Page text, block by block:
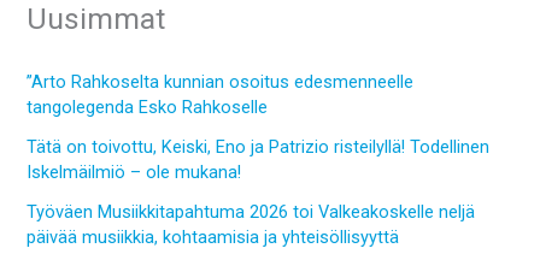
Uusimmat
”Arto Rahkoselta kunnian osoitus edesmenneelle
tangolegenda Esko Rahkoselle
Tätä on toivottu, Keiski, Eno ja Patrizio risteilyllä! Todellinen
Iskelmäilmiö – ole mukana!
Työväen Musiikkitapahtuma 2026 toi Valkeakoskelle neljä
päivää musiikkia, kohtaamisia ja yhteisöllisyyttä